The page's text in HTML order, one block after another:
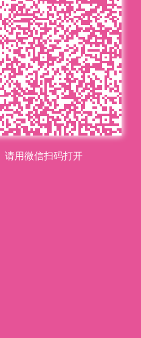
请用微信扫码打开